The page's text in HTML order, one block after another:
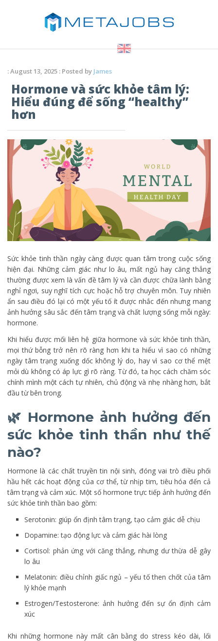
: August 13, 2025 : Posted by James
Hormone và sức khỏe tâm lý:
Hiểu đúng để sống “healthy”
hơn
Sức khỏe tinh thần ngày càng được quan tâm trong cuộc sống
hiện đại. Những cảm giác như lo âu, mất ngủ hay căng thẳng
thường được xem là vấn đề tâm lý và cần được chữa lành bằng
nghỉ ngơi, suy nghĩ tích cực hoặc hỗ trợ chuyên môn. Tuy nhiên
ẩn sau điều đó lại có một yếu tố ít được nhắc đến nhưng mang
ảnh hưởng sâu sắc đến tâm trạng và chất lượng sống mỗi ngày:
hormone.
Khi hiểu được mối liên hệ giữa hormone và sức khỏe tinh thần,
mọi thứ bỗng trở nên rõ ràng hơn khi ta hiểu vì sao có những
ngày tâm trạng xuống dốc không lý do, hay vì sao cơ thể mệt
mỏi dù không có áp lực gì rõ ràng. Từ đó, ta học cách chăm sóc
chính mình một cách tự nhiên, chủ động và nhẹ nhàng hơn, bắt
đầu từ bên trong.
🌿 Hormone ảnh hưởng đến
sức khỏe tinh thần như thế
nào?
Hormone là các chất truyền tin nội sinh, đóng vai trò điều phối
hầu hết các hoạt động của cơ thể, từ nhịp tim, tiêu hóa đến cả
tâm trạng và cảm xúc. Một số hormone trực tiếp ảnh hưởng đến
sức khỏe tinh thần bao gồm:
Serotonin: giúp ổn định tâm trạng, tạo cảm giác dễ chịu
Dopamine: tạo động lực và cảm giác hài lòng
Cortisol: phản ứng với căng thẳng, nhưng dư thừa dễ gây
lo âu
Melatonin: điều chỉnh giấc ngủ – yếu tố then chốt của tâm
lý khỏe mạnh
Estrogen/Testosterone: ảnh hưởng đến sự ổn định cảm
xúc
Khi những hormone này mất cân bằng do stress kéo dài, lối